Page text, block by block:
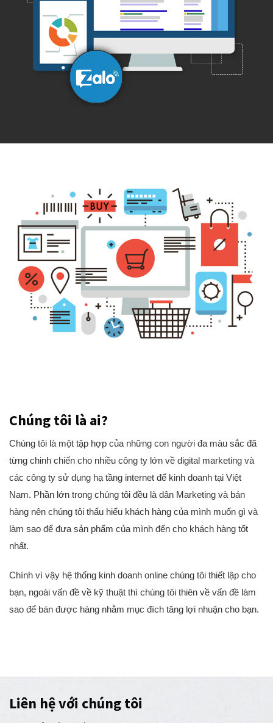
Chúng tôi là ai?
Chúng tôi là một tập hợp của những con người đa màu sắc đã
từng chinh chiến cho nhiều công ty lớn về digital marketing và
các công ty sử dụng hạ tầng internet để kinh doanh tại Việt
Nam. Phần lớn trong chúng tôi đều là dân Marketing và bán
hàng nên chúng tôi thấu hiểu khách hàng của mình muốn gì và
làm sao để đưa sản phẩm của mình đến cho khách hàng tốt
nhất.
Chính vì vậy hệ thống kinh doanh online chúng tôi thiết lập cho
bạn, ngoài vấn đề về kỹ thuật thì chúng tôi thiên về vấn đề làm
sao để bán được hàng nhằm mục đích tăng lợi nhuận cho bạn.
Liên hệ với chúng tôi